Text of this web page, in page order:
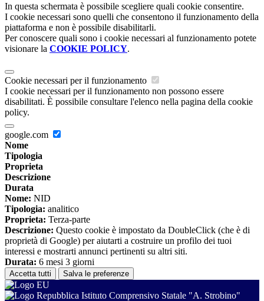
In questa schermata è possibile scegliere quali cookie consentire.
I cookie necessari sono quelli che consentono il funzionamento della
piattaforma e non è possibile disabilitarli.
Per conoscere quali sono i cookie necessari al funzionamento potete
visionare la COOKIE POLICY.
Cookie necessari per il funzionamento
I cookie necessari per il funzionamento non possono essere
disabilitati. È possibile consultare l'elenco nella pagina della cookie
policy.
google.com
Nome
Tipologia
Proprieta
Descrizione
Durata
Nome: NID
Tipologia: analitico
Proprieta: Terza-parte
Descrizione: Questo cookie è impostato da DoubleClick (che è di
proprietà di Google) per aiutarti a costruire un profilo dei tuoi
interessi e mostrarti annunci pertinenti su altri siti.
Durata: 6 mesi 3 giorni
Accetta tutti Salva le preferenze
Istituto Comprensivo Statale "A. Strobino"